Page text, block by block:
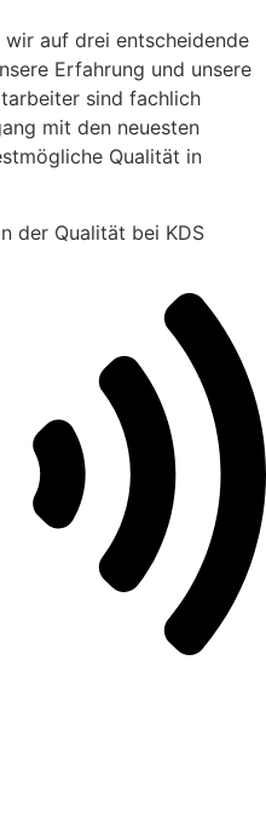
auf drei entscheidende
Erfahrung und unsere
sind fachlich
mit den neuesten
Qualität in
der Qualität bei KDS